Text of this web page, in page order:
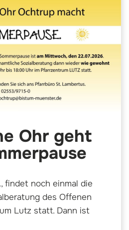
Ohr geht
findet noch einmal die
des Offenen
Lutz statt. Dann ist